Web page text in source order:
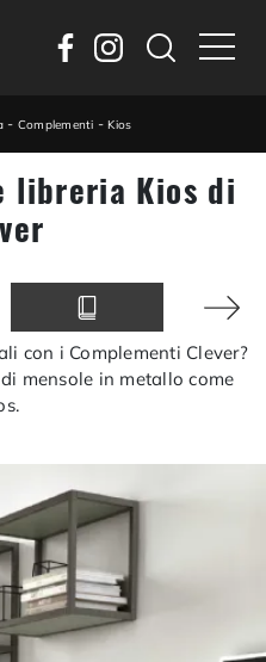
- Complementi -Kios
libreria Kios di
con i Complementi Clever?
mensole in metallo come